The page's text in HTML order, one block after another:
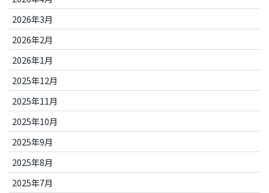
2026年3月
2026年2月
2026年1月
2025年12月
2025年11月
2025年10月
2025年9月
2025年8月
2025年7月